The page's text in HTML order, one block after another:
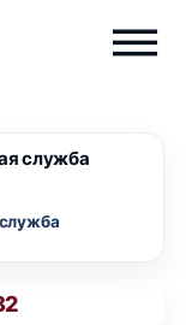
служба